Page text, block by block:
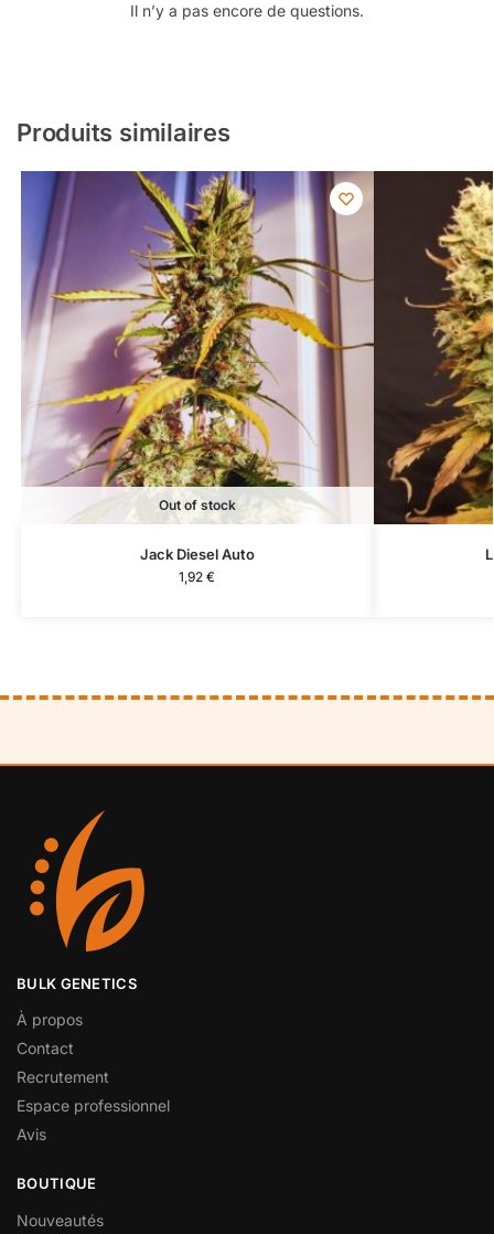
Il n’y a pas encore de questions.
Produits similaires
Out of stock
Jack Diesel Auto
1,92€
BULK GENETICS
À propos
Contact
Recrutement
Espace professionnel
Avis
BOUTIQUE
Nouveautés